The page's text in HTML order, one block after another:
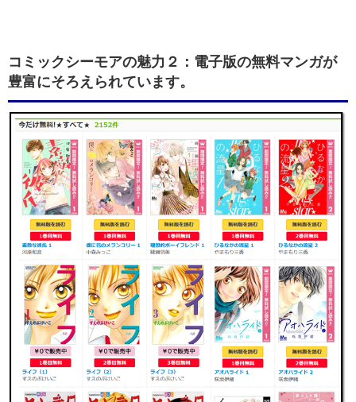
コミックシーモアの魅力２：電子版の無料マンガが
豊富にそろえられています。